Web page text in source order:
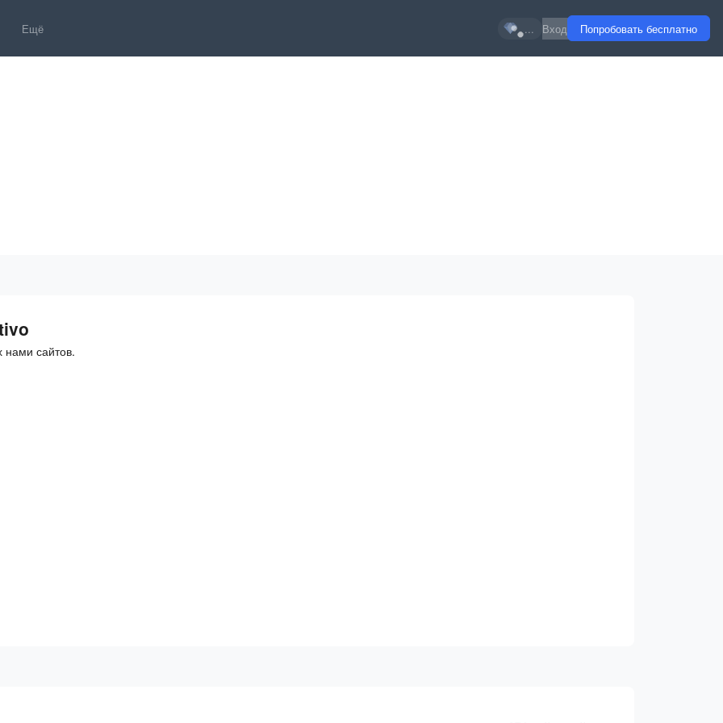
Ещё ... Вход Попробовать бесплатно
нами сайтов.